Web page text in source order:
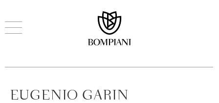
EUGENIO GARIN